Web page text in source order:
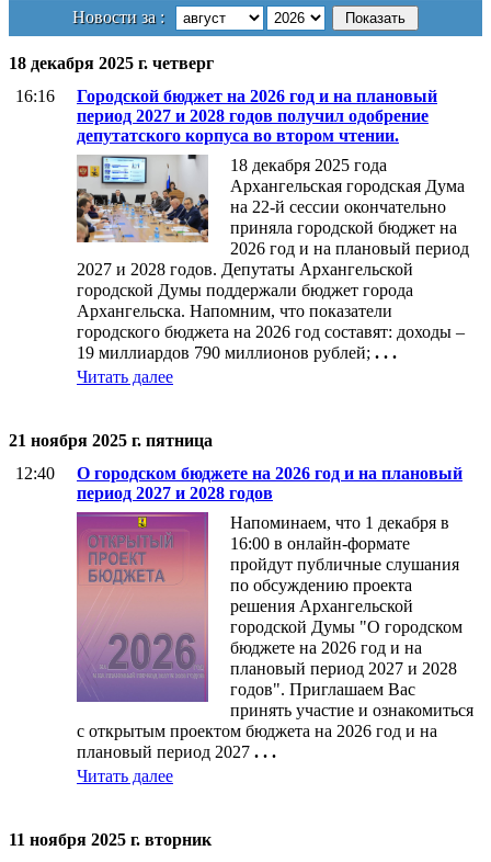
Новости за :
18 декабря 2025 г. четверг
16:16
Городской бюджет на 2026 год и на плановый
период 2027 и 2028 годов получил одобрение
депутатского корпуса во втором чтении.
18 декабря 2025 года
Архангельская городская Дума
на 22-й сессии окончательно
приняла городской бюджет на
2026 год и на плановый период
2027 и 2028 годов. Депутаты Архангельской
городской Думы поддержали бюджет города
Архангельска. Напомним, что показатели
городского бюджета на 2026 год составят: доходы –
19 миллиардов 790 миллионов рублей; . . .
Читать далее
21 ноября 2025 г. пятница
12:40
О городском бюджете на 2026 год и на плановый
период 2027 и 2028 годов
Напоминаем, что 1 декабря в
16:00 в онлайн-формате
пройдут публичные слушания
по обсуждению проекта
решения Архангельской
городской Думы "О городском
бюджете на 2026 год и на
плановый период 2027 и 2028
годов". Приглашаем Вас
принять участие и ознакомиться
с открытым проектом бюджета на 2026 год и на
плановый период 2027 . . .
Читать далее
11 ноября 2025 г. вторник